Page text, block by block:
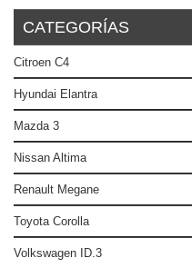
CATEGORÍAS
Citroen C4
Hyundai Elantra
Mazda 3
Nissan Altima
Renault Megane
Toyota Corolla
Volkswagen ID.3